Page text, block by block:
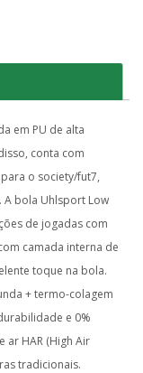
em PU de alta
conta com
o society/fut7,
A bola Uhlsport Low
de jogadas com
camada interna de
toque na bola.
+ termo-colagem
e 0%
ar HAR (High Air
tradicionais.